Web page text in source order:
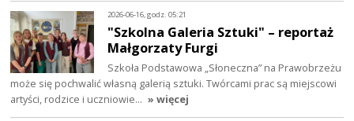
2026-06-16, godz. 05:21
"Szkolna Galeria Sztuki" – reportaż
Małgorzaty Furgi
Szkoła Podstawowa „Słoneczna” na Prawobrzeżu
może się pochwalić własną galerią sztuki. Twórcami prac są miejscowi
artyści, rodzice i uczniowie… » więcej